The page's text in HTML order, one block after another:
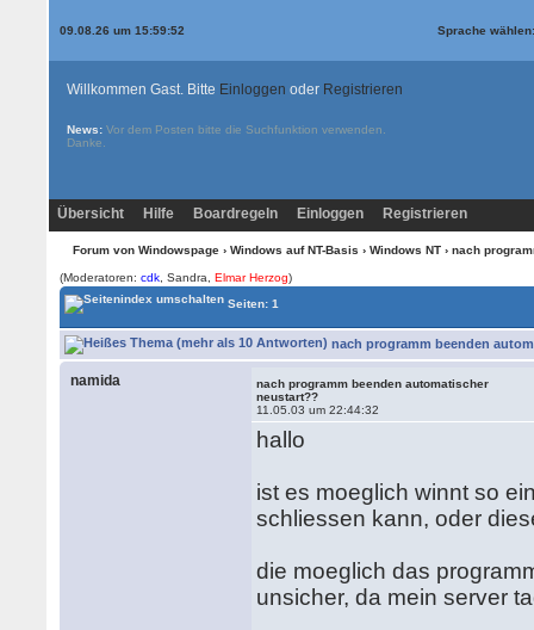
09.08.26 um 15:59:52 Sprache
Willkommen Gast. Bitte Einloggen oder Registrieren
News: Vor dem Posten bitte die Suchfunktion verwenden.
Danke.
Übersicht Hilfe Boardregeln Einloggen Registrieren
Forum von Windowspage› Windows auf NT-Basis › Windows NT› nach
(Moderatoren:cdk , Sandra,Elmar Herzog)
Seiten: 1
nach programm beenden
namida
nach programm beenden automatischer
neustart??
11.05.03 um 22:44:32
hallo
ist es moeglich winnt so
schliessen kann, oder
die moeglich das
unsicher, da mein server